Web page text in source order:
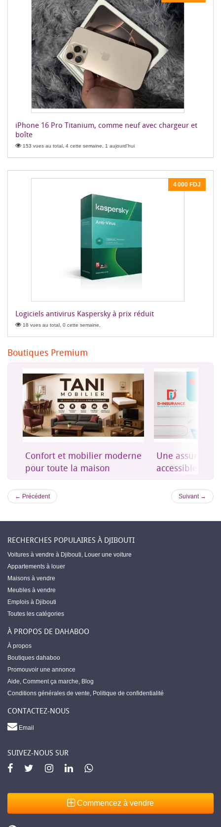
iPhone 16 Pro Titanium, comme neuf avec chargeur et
boîte
153 vues au total, 4 cette semaine, 1 aujourd'hui
4 000 FDJ
Logiciels antivirus Kaspersky à prix réduit
18 vues au total, 0 cette semaine,
Boutiques Premium
Confort et mobilier moderne
pour toute la maison
Une
accessible à
← Précédent Suivant →
RECHERCHES POPULAIRES À DJIBOUTI
Voitures à vendre à Djibouti, Louer une voiture
Appartements à louer
Maisons à vendre
Meubles à vendre
Emplois à Djibouti
Toutes les catégories
À PROPOS DE DAHABOO
À propos
Boutiques dahaboo
Promouvoir une annonce
Aide, Comment ça marche, Blog
Conditions générales de vente, Politique de confidentialité
CONTACTEZ-NOUS
Email
SUIVEZ-NOUS SUR
Commencez à vendre